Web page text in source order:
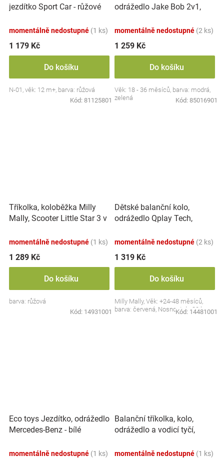
jezdítko Sport Car - růžové
momentálně nedostupné (1 ks)
1 179 Kč
Do košíku
N-01, věk: 12 m+, barva: růžová
Kód: 81125801
odrážedlo Jake Bob 2v1,
momentálně nedostupné (2 ks)
1 259 Kč
Do košíku
Věk: 18 - 36 měsíců, barva: modrá,
zelená
Kód: 85016901
Tříkolka, koloběžka Milly
Mally, Scooter Little Star 3 v
momentálně nedostupné (1 ks)
1 289 Kč
Do košíku
barva: růžová
Kód: 14931001
Dětské balanční kolo,
odrážedlo Qplay Tech,
momentálně nedostupné (2 ks)
1 319 Kč
Do košíku
Milly Mally, Věk: +24-48 měsíců,
barva: červená, Nosnost do 30 kg.
Kód: 14481001
Eco toys Jezdítko, odrážedlo
Mercedes-Benz - bílé
momentálně nedostupné (1 ks)
Balanční tříkolka, kolo,
odrážedlo a vodicí tyčí,
momentálně nedostupné (1 ks)